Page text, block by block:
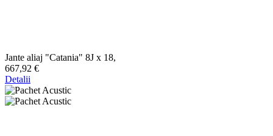
Jante aliaj "Catania" 8J x 18,
667,92 €
Detalii